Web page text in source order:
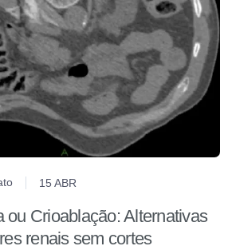
15 ABR
ou Crioablação: Alternativas
renais sem cortes